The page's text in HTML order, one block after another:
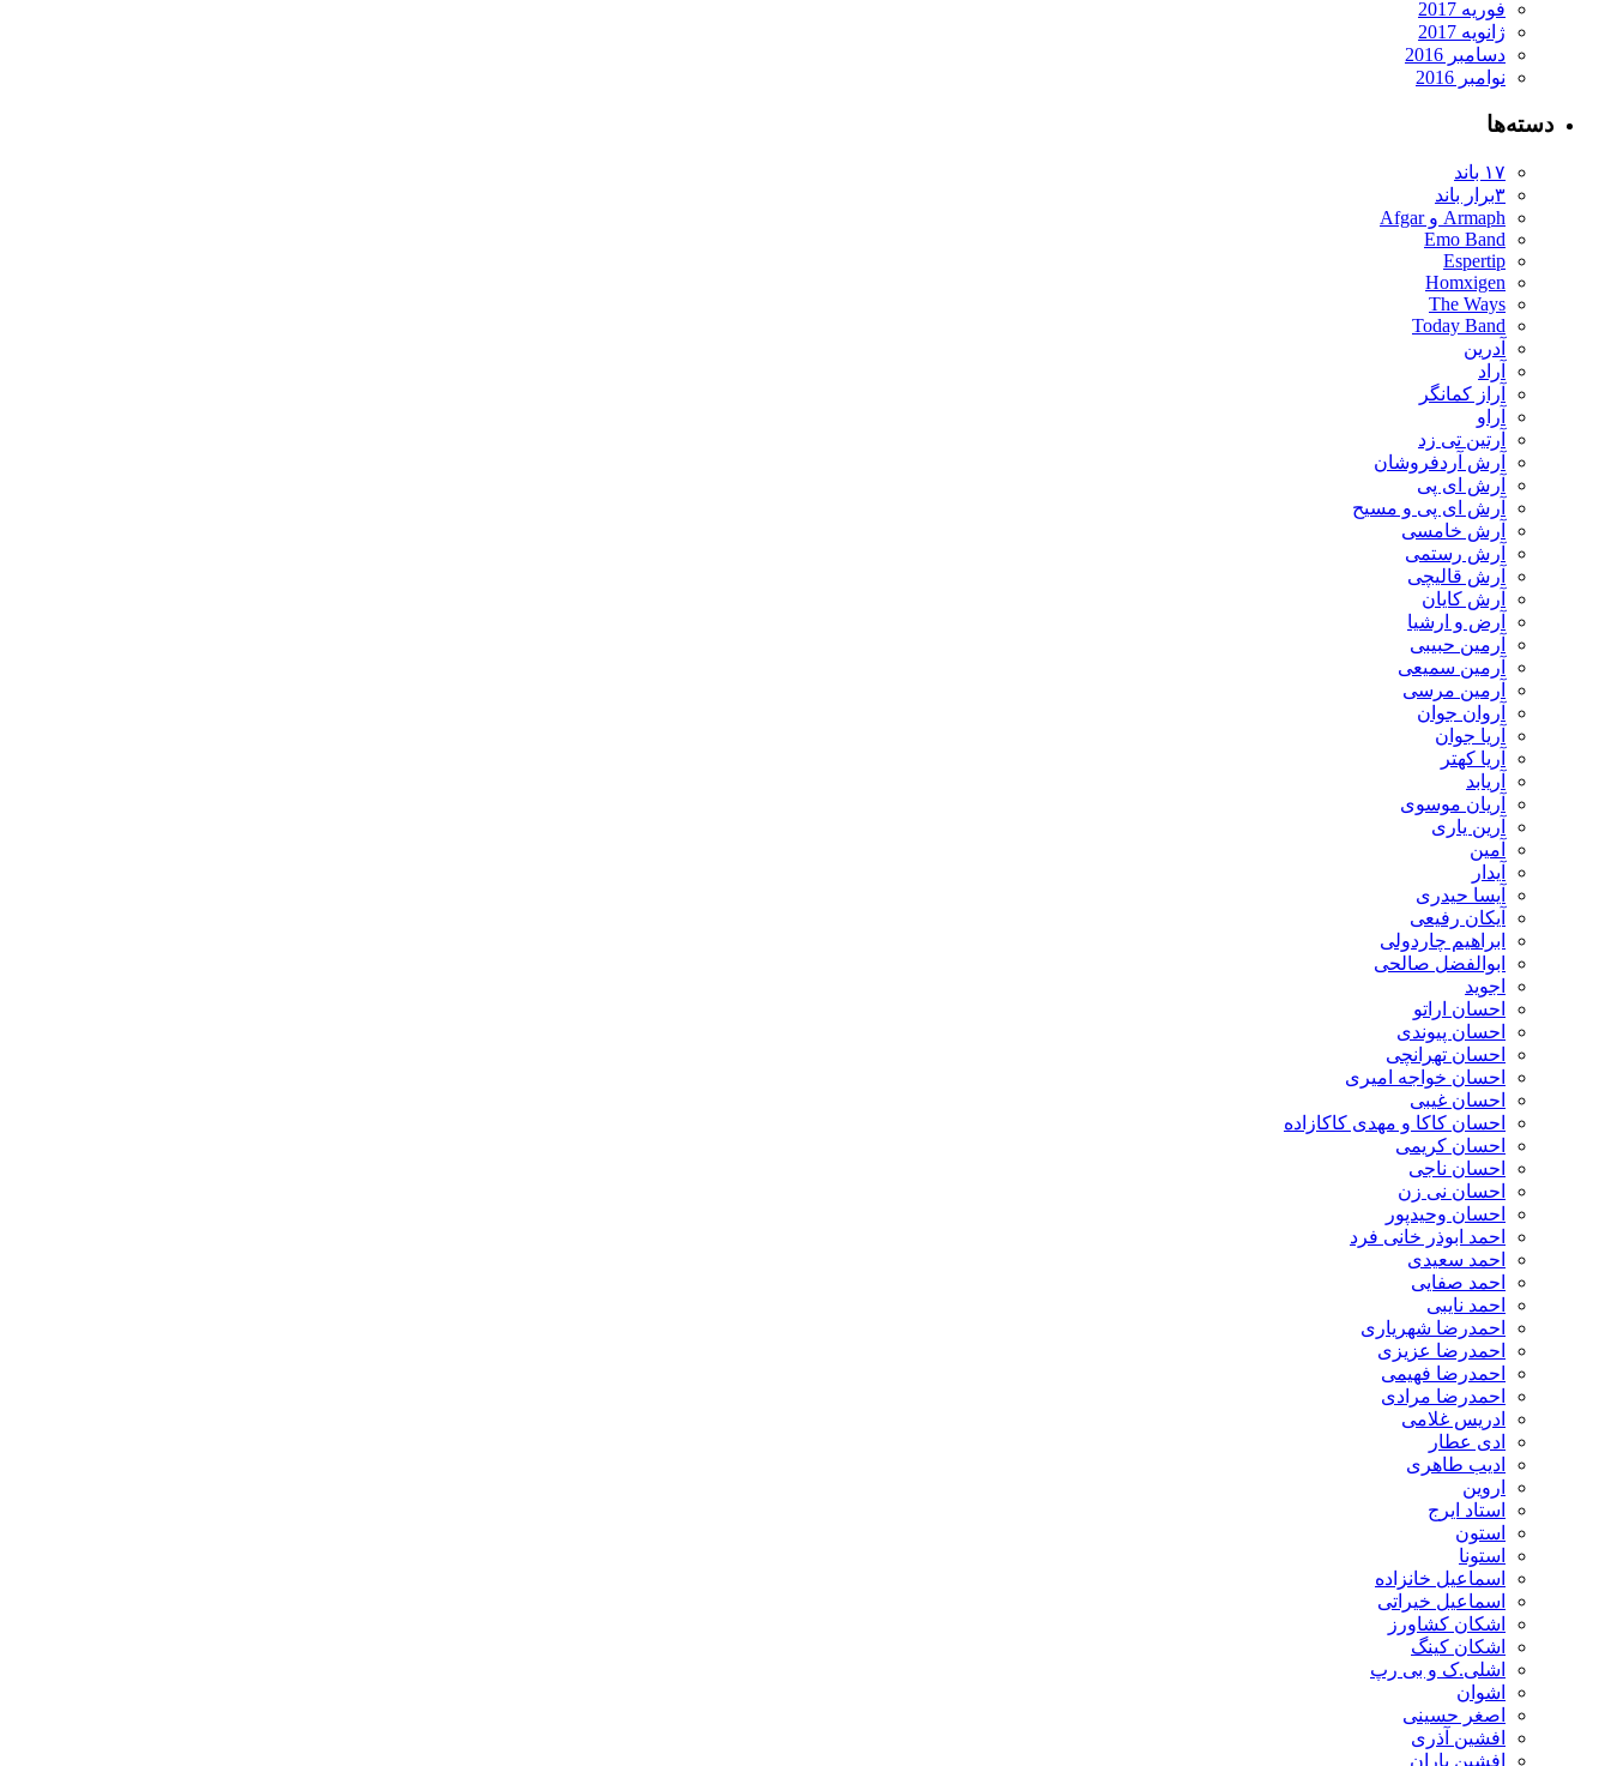
فوریه 2017
ژانویه 2017
دسامبر 2016
نوامبر 2016
دسته‌ها
۱۷ باند
۳برار باند
Armaph و Afgar
Emo Band
Espertip
Homxigen
The Ways
Today Band
آدرین
آراد
آراز کمانگر
آراو
آرتین تی زد
آرش آردفروشان
آرش ای پی
آرش ای پی و مسیح
آرش خامسی
آرش رستمی
آرش قالیچی
آرش کایان
​آرض و ارشیا
آرمین حبیبی
آرمین سمیعی
آرمین مرسی
آروان جوان
آریا جوان
آریا کهتر
آریابد
آریان موسوی
آرین یاری
آمین
آیدار
آیسا حیدری
آیکان رفیعی
ابراهیم چاردولی
ابوالفضل صالحی
اجوید
احسان اراتو
احسان پیوندی
احسان تهرانچی
احسان خواجه امیری
احسان غیبی
احسان کاکا و مهدی کاکازاده
احسان کریمی
احسان ناجی
احسان نی زن
احسان وحیدپور
احمد ابوذر خانی فرد
احمد سعیدی
احمد صفایی
احمد نایبی
احمدرضا شهریاری
احمدرضا عزیزی
احمدرضا فهیمی
احمدرضا مرادی
ادریس غلامی
ادی عطار
ادیب طاهری
اروین
استاد ایرج
استون
استونا
اسماعیل خانزاده
اسماعیل خیراتی
اشکان کشاورز
اشکان کینگ
اشلی.ک و بی رپ
اشوان
اصغر حسینی
افشین آذری
افشین باران